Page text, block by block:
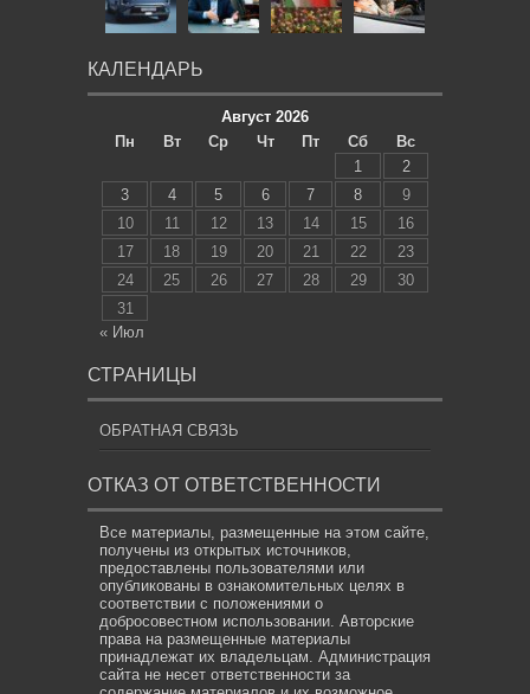
КАЛЕНДАРЬ
Август 2026
Пн
Вт Ср Чт Пт Сб
Вс
1
2
3
4 5 6 7 8
9
10
11 12 13 14 15
16
17
18 19 20 21 22
23
24
25 26 27 28 29
30
31
« Июл
СТРАНИЦЫ
ОБРАТНАЯ СВЯЗЬ
ОТКАЗ ОТ ОТВЕТСТВЕННОСТИ
Все материалы, размещенные на этом сайте,
получены из открытых источников,
предоставлены пользователями или
опубликованы в ознакомительных целях в
соответствии с положениями о
добросовестном использовании. Авторские
права на размещенные материалы
принадлежат их владельцам. Администрация
сайта не несет ответственности за